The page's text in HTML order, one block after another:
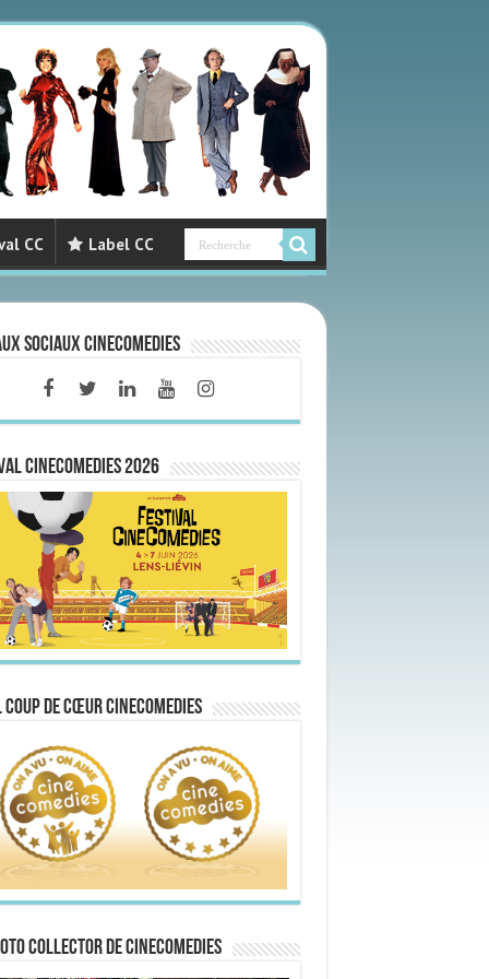
CC Label CC
sociaux CineComedies
CINECOMEDIES 2026
de Cœur CineComedies
collector de CineComedies